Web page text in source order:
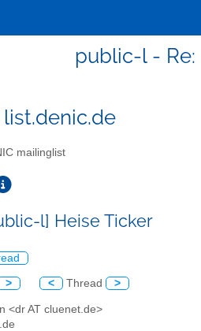
public-l -
mailinglist
l] Heise Ticker
> < Thread >
<dr AT cluenet.de>